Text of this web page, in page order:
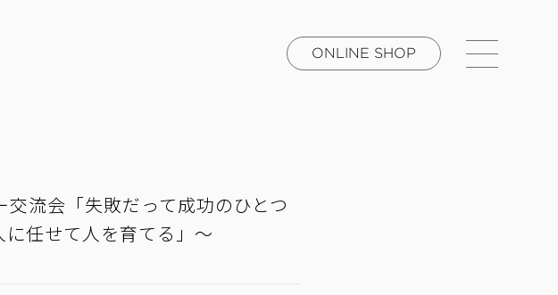
ONLINE SHOP
流会「失敗だって成功のひとつ
任せて人を育てる」～